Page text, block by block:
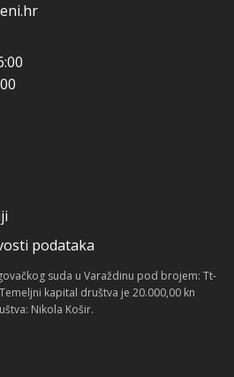
podataka
suda u Varaždinu pod brojem: Tt-
kapital društva je 20.000,00 kn
Nikola Košir.